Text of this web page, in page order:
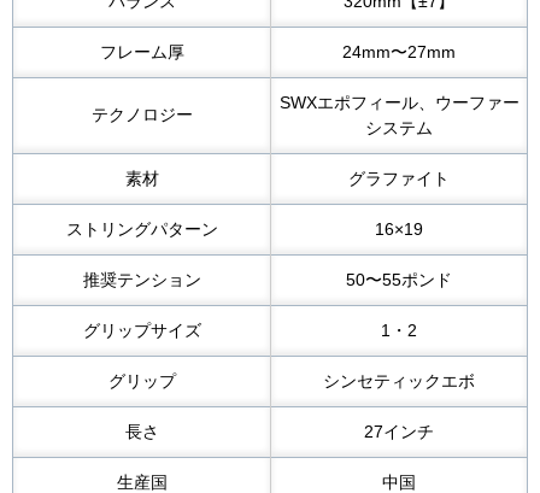
フレーム厚 24mm〜27mm
テクノロジー
SWXエポフィール、ウーファー
システム
素材 グラファイト
ストリングパターン 16×19
推奨テンション 50〜55ポンド
グリップサイズ 1・2
グリップ シンセティックエボ
長さ 27インチ
生産国 中国